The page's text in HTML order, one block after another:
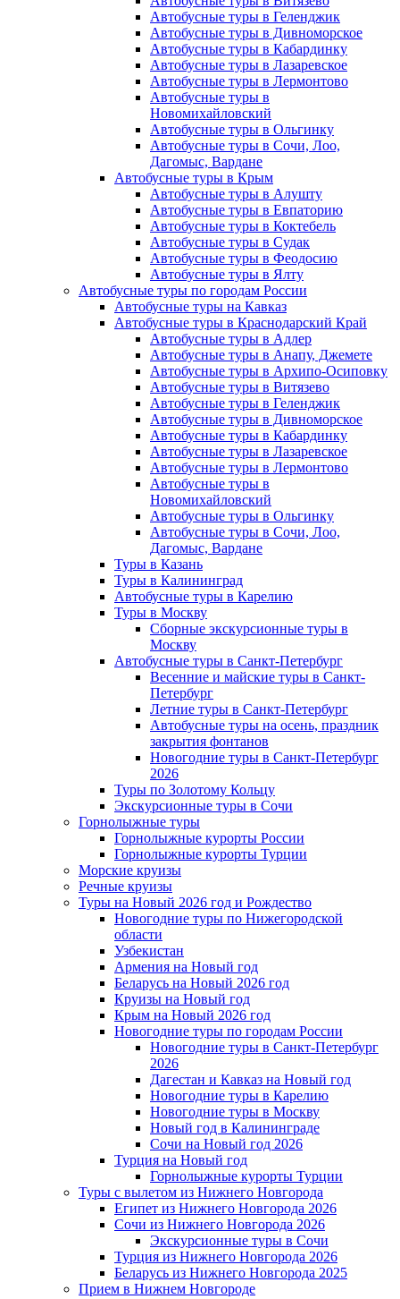
Автобусные туры в Геленджик
Автобусные туры в Дивноморское
Автобусные туры в Кабардинку
Автобусные туры в Лазаревское
Автобусные туры в Лермонтово
Автобусные туры в
Новомихайловский
Автобусные туры в Ольгинку
Автобусные туры в Сочи, Лоо,
Дагомыс, Вардане
Автобусные туры в Крым
Автобусные туры в Алушту
Автобусные туры в Евпаторию
Автобусные туры в Коктебель
Автобусные туры в Судак
Автобусные туры в Феодосию
Автобусные туры в Ялту
Автобусные туры по городам России
Автобусные туры на Кавказ
Автобусные туры в Краснодарский Край
Автобусные туры в Адлер
Автобусные туры в Анапу, Джемете
Автобусные туры в Архипо-Осиповку
Автобусные туры в Витязево
Автобусные туры в Геленджик
Автобусные туры в Дивноморское
Автобусные туры в Кабардинку
Автобусные туры в Лазаревское
Автобусные туры в Лермонтово
Автобусные туры в
Новомихайловский
Автобусные туры в Ольгинку
Автобусные туры в Сочи, Лоо,
Дагомыс, Вардане
Туры в Казань
Туры в Калининград
Автобусные туры в Карелию
Туры в Москву
Сборные экскурсионные туры в
Москву
Автобусные туры в Санкт-Петербург
Весенние и майские туры в Санкт-
Петербург
Летние туры в Санкт-Петербург
Автобусные туры на осень, праздник
закрытия фонтанов
Новогодние туры в Санкт-Петербург
2026
Туры по Золотому Кольцу
Экскурсионные туры в Сочи
Горнолыжные туры
Горнолыжные курорты России
Горнолыжные курорты Турции
Морские круизы
Речные круизы
Туры на Новый 2026 год и Рождество
Новогодние туры по Нижегородской
области
Узбекистан
Армения на Новый год
Беларусь на Новый 2026 год
Круизы на Новый год
Крым на Новый 2026 год
Новогодние туры по городам России
Новогодние туры в Санкт-Петербург
2026
Дагестан и Кавказ на Новый год
Новогодние туры в Карелию
Новогодние туры в Москву
Новый год в Калининграде
Сочи на Новый год 2026
Турция на Новый год
Горнолыжные курорты Турции
Туры с вылетом из Нижнего Новгорода
Египет из Нижнего Новгорода 2026
Сочи из Нижнего Новгорода 2026
Экскурсионные туры в Сочи
Турция из Нижнего Новгорода 2026
Беларусь из Нижнего Новгорода 2025
Прием в Нижнем Новгороде